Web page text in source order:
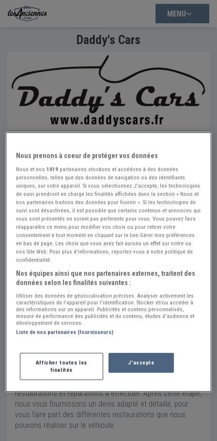
MENU
Daddy's Cars
Daddy's Cars
Contact
www.daddyscars.fr
06 75 06 56 02
Envoyer un message
Adresse
435 Rue du Grand Gigognan
84000 AVIGNON
Voir sur la carte
RESTAURATION, ACHAT ET VENTE DE VÉHICULES ANCIENS
À AVIGNON
L’entretien, la réparation et la restauration de véhicules
anciens demandent de nombreux savoir-faire techniques et
et véhicules d’époque dans notre établissement
automobile, nous procédons à leur contrôle minutieux. Du
châssis à la carrosserie en passant par les intérieurs, nous
faisons un bilan complet de l’état du véhicule et des
restaurations et réparations à effectuer. Après cette étape,
nous vous fournissons un devis adapté et détaillé, pour
vous faire part des différentes restaurations que nous
pouvons réaliser sur le véhicule.
Nous prenons à coeur de protéger vos données
Nous et nos1019 partenaires stockons et accédons à des données
personnelles, telles que des données de navigation ou des identifiants
uniques, sur votre appareil. Si vous sélectionnez J'accepte, les technologies
de suivi prendront en charge les finalités affichées dans la section « Nous et
nos partenaires traitons des données pour fournir ». Si les technologies de
suivi sont désactivées, il est possible que certains contenus et annonces qui
vous sont présentés ne soient pas pertinents pour vous. Vous pouvez faire
réapparaître ce menu pour modifier vos choix ou pour retirer votre
consentement à tout moment en cliquant sur le lien Gérer mes préférences
en bas de page. Les choix que vous avez fait aurons un effet sur notre ou
nos Site Web. Pour plus d’informations, reportez-vous à notre politique de
confidentialité.
Nos équipes ainsi que nos partenaires externes, traitent des
données selon les finalités suivantes :
Utiliser des données de géolocalisation précises. Analyser activement les
caractéristiques de l’appareil pour l’identification. Stocker et/ou accéder à
des informations sur un appareil. Publicités et contenu personnalisés,
mesure de performance des publicités et du contenu, études d’audience et
développement de services.
Liste de nos partenaires (fournisseurs)
Afficher toutes les
finalités
J'accepte